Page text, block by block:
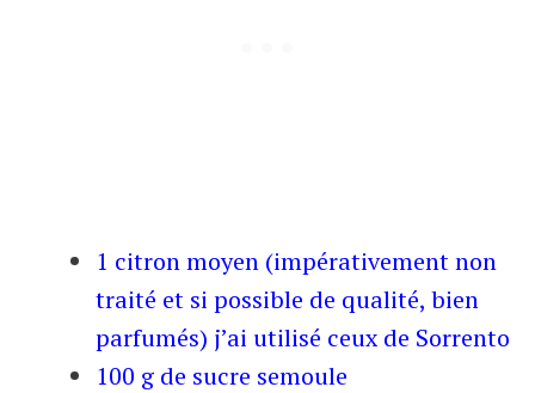
1 citron moyen (impérativement non
traité et si possible de qualité, bien
parfumés) j’ai utilisé ceux de Sorrento
100 g de sucre semoule